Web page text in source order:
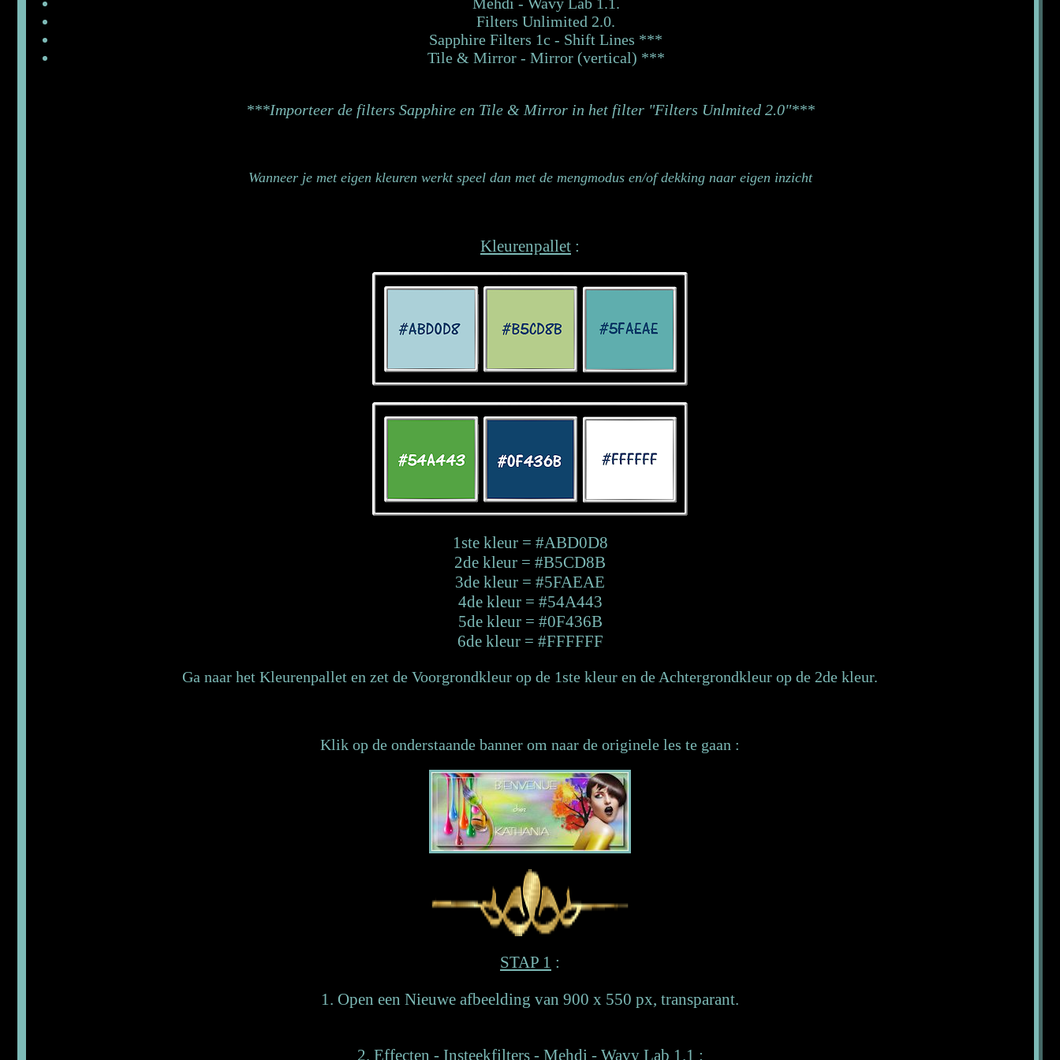
Filters Unlimited 2.0.
Sapphire Filters 1c - Shift Lines ***
Tile & Mirror - Mirror (vertical) ***
***Importeer de filters Sapphire en Tile & Mirror in het filter "Filters Unlmited 2.0"***
Wanneer je met eigen kleuren werkt speel dan met de mengmodus en/of dekking naar eigen inzicht
Kleurenpallet :
1ste kleur = #ABD0D8
2de kleur = #B5CD8B
3de kleur = #5FAEAE
4de kleur = #54A443
5de kleur = #0F436B
6de kleur = #FFFFFF
Ga naar het Kleurenpallet en zet de Voorgrondkleur op de 1ste kleur en de Achtergrondkleur op de 2de kleur.
Klik op de onderstaande banner om naar de originele les te gaan :
STAP 1 :
1. Open een Nieuwe afbeelding van 900 x 550 px, transparant.
2. Effecten - Insteekfilters - Mehdi - Wavy Lab 1.1 :